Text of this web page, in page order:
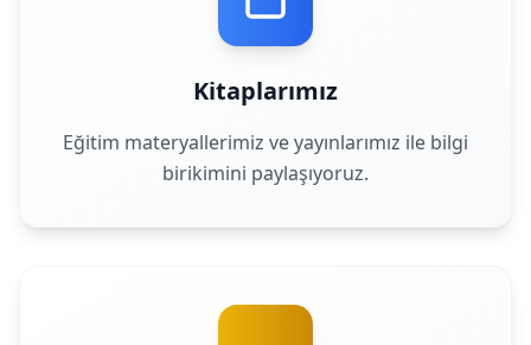
Kitaplarımız
Eğitim materyallerimiz ve yayınlarımız ile bilgi
birikimini paylaşıyoruz.